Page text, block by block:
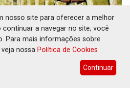
nosso site para oferecer a melhor
continuar a navegar no site, você
Para mais informações sobre
nossa Política de Cookies
Continuar